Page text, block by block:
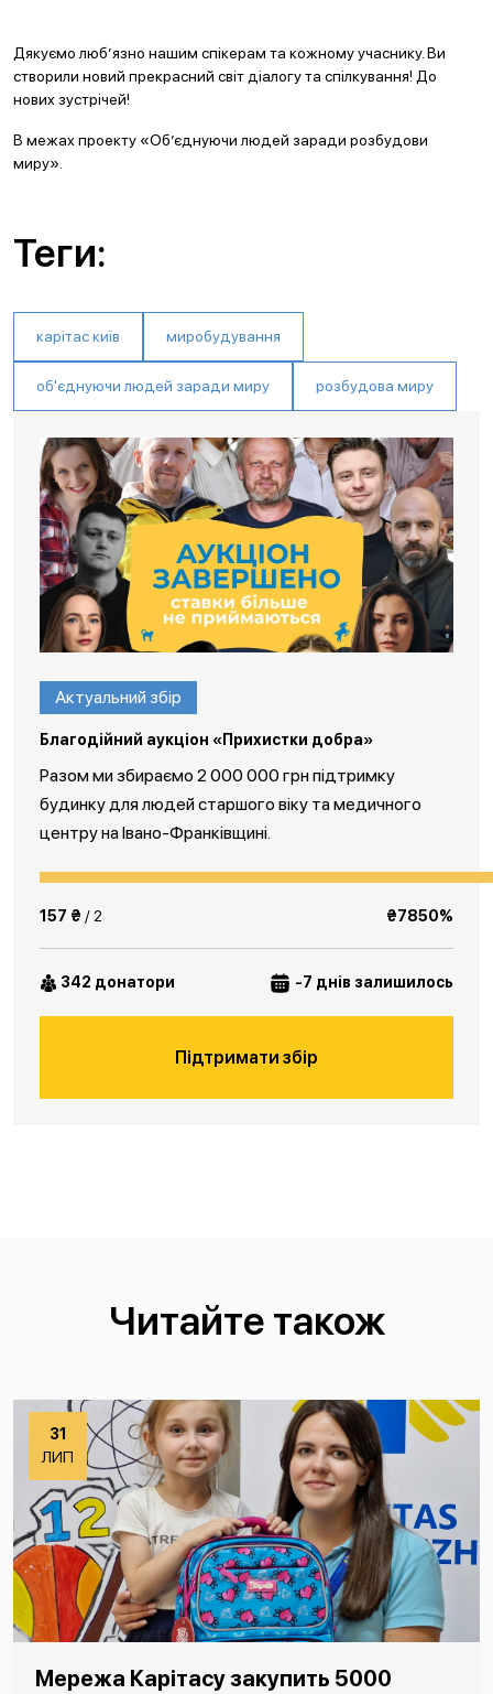
Дякуємо люб’язно нашим спікерам та кожному учаснику. Ви
створили новий прекрасний світ діалогу та спілкування! До
нових зустрічей!
В межах проекту «Об’єднуючи людей заради розбудови
миру».
Теги:
карітас київ миробудування
об'єднуючи людей заради миру розбудова миру
Актуальний збір
Благодійний аукціон «Прихистки добра»
Разом ми збираємо 2 000 000 грн підтримку
будинку для людей старшого віку та медичного
центру на Івано-Франківщині.
157 ₴ / 2 ₴7850%
342 донатори -7 днів залишилось
Підтримати збір
Читайте також
31
ЛИП
Мережа Карітасу закупить 5000